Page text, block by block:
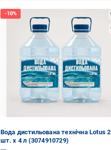
Вода дистильована технічна Lotus 2
шт. x 4 л (3074910729)